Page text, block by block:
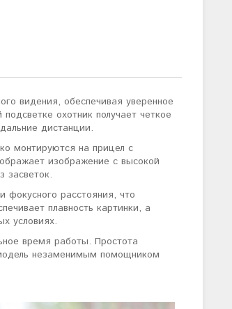
видения, обеспечивая уверенное
охотник получает четкое
дистанции.
монтируются на прицел с
изображение с высокой
засветок.
фокусного расстояния, что
плавность картинки, а
условиях.
время работы. Простота
незаменимым помощником